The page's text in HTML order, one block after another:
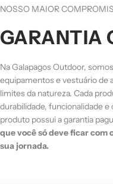
NOSSO MAIOR
GARANTIA
Na Galapagos Outdoor,
equipamentos e vestuário de
limites da natureza. Cada
durabilidade, funcionalidade e
produto possui a garantia
que você só deve ficar com
sua jornada.